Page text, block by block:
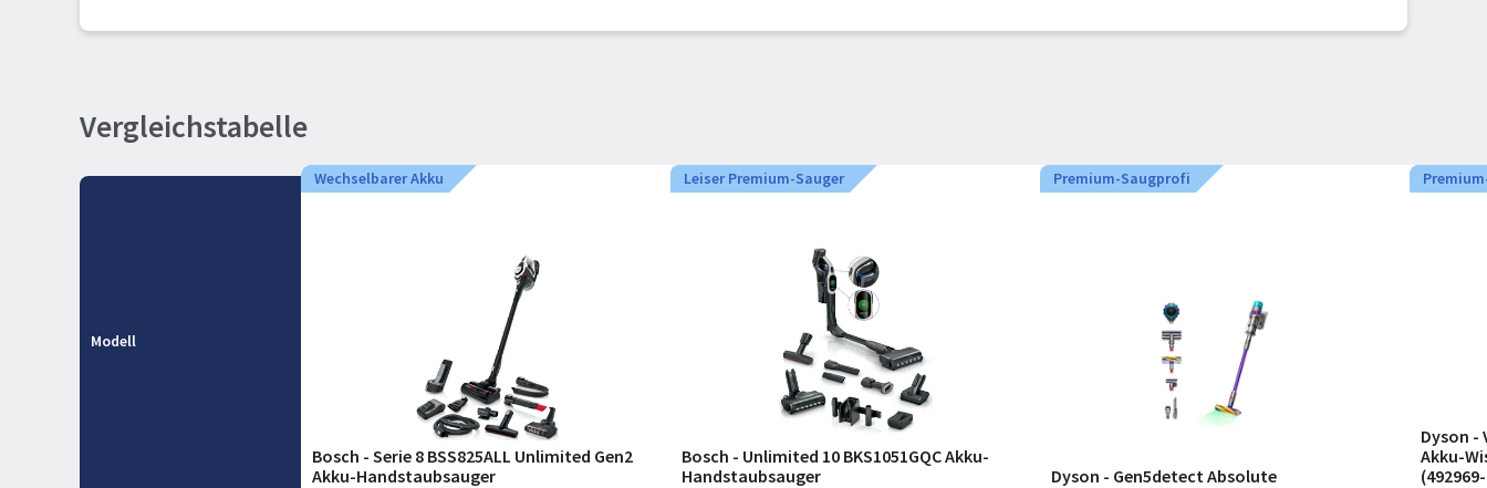
Vergleichstabelle
Modell
Wechselbarer Akku
Bosch - Serie 8 BSS825ALL Unlimited Gen2
Akku-Handstaubsauger
Leiser Premium-Sauger
Bosch - Unlimited 10 BKS1051GQC Akku-
Handstaubsauger
Premium-Saugprofi
Dyson - Gen5detect Absolute
Dyson -
Akku-